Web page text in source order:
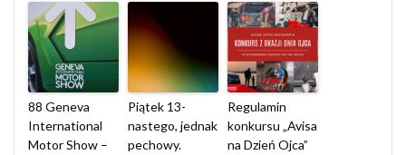
88 Geneva
International
Motor Show –
Piątek 13-
nastego, jednak
pechowy.
Regulamin
konkursu „Avisa
na Dzień Ojca”